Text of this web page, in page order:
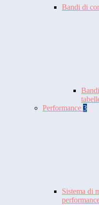
Bandi di
Performance 3
Sistema di